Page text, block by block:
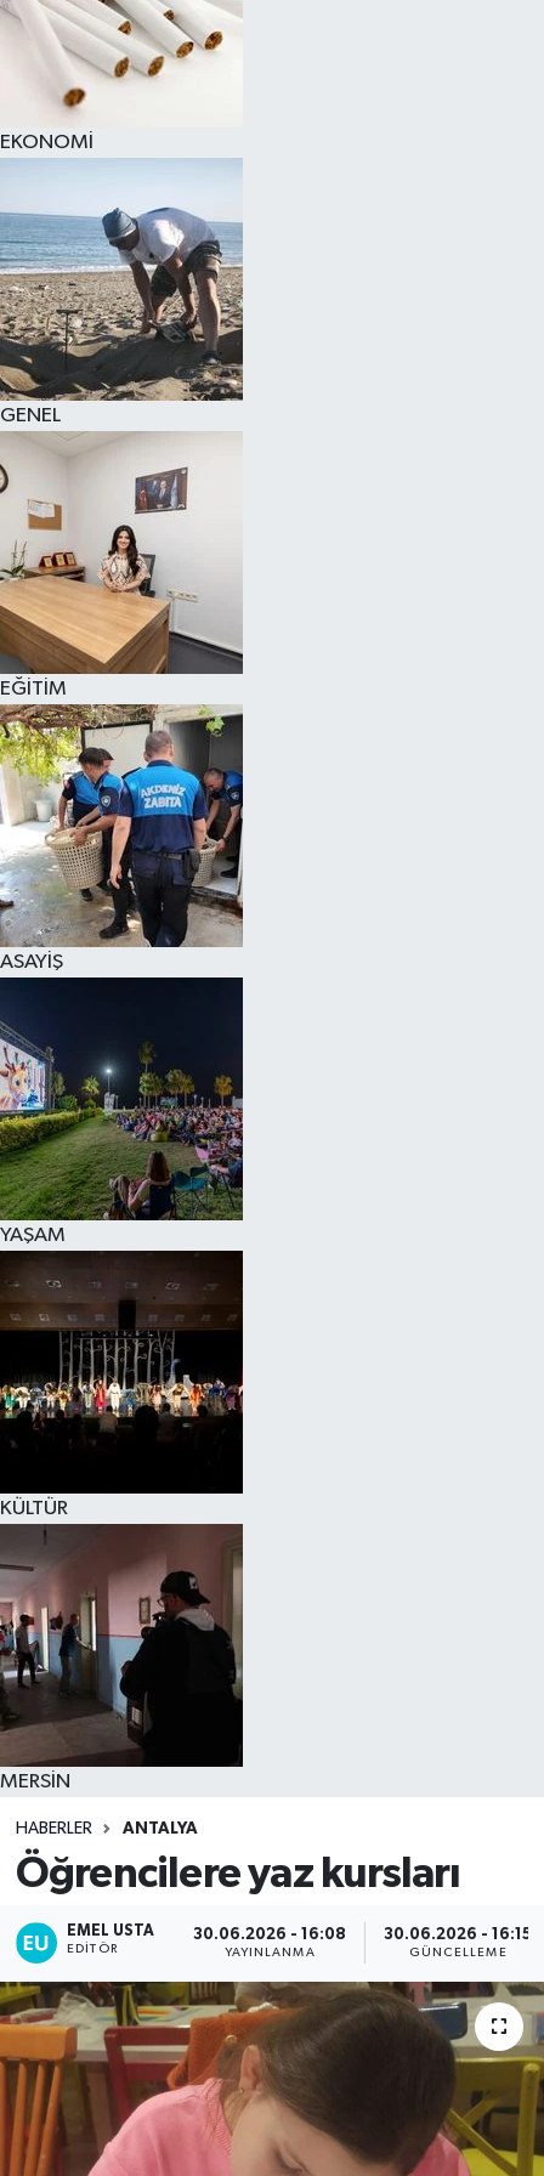
EKONOMİ
GENEL
EĞİTİM
ASAYİŞ
YAŞAM
KÜLTÜR
MERSİN
HABERLER ANTALYA
Öğrencilere yaz kursları
EMEL USTA
EDITÖR
30.06.2026 - 16:08
YAYINLANMA
30.06.2026 - 16:15
GÜNCELLEME